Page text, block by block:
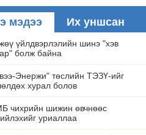
мэдээ Их уншсан
үйлдвэрлэлийн шинэ "хэв
болж байна
Энержи" төслийн ТЭЗҮ-ийг
хурал болов
чихрийн шижин өвчнөөс
уриаллаа